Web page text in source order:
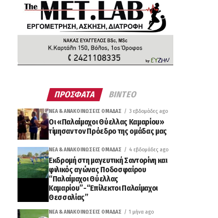
ΠΡΟΣΦΑΤΑ ΒΙΝΤΕΟ
ΝΈΑ & ΑΝΑΚΟΙΝΏΣΕΙΣ ΟΜΆΔΑΣ 3 εβδομάδες ago
Οι «Παλαίμαχοι Θύελλας Καμαρίου»
τίμησαν τον Πρόεδρο της ομάδας μας
ΝΈΑ & ΑΝΑΚΟΙΝΏΣΕΙΣ ΟΜΆΔΑΣ 4 εβδομάδες ago
Εκδρομή στη μαγευτική Σαντορίνη και
φιλικός αγώνας Ποδοσφαίρου
“Παλαίμαχοι Θύελλας
Καμαρίου”-“Επίλεκτοι Παλαίμαχοι
Θεσσαλίας”
ΝΈΑ & ΑΝΑΚΟΙΝΏΣΕΙΣ ΟΜΆΔΑΣ 1 μήνα ago